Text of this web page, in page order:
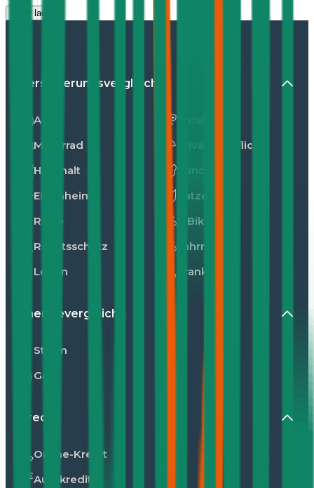
Mehr laden
Versicherungsvergleiche
Auto
Motorrad
Haushalt
Eigenheim
Reise
Rechtsschutz
Leben
Privathaftpflicht
Hunde
Katzen
E-Bike
Fahrrad
Kranken
Energievergleiche
Strom
Gas
Kredit
Online-Kredit
Autokredit